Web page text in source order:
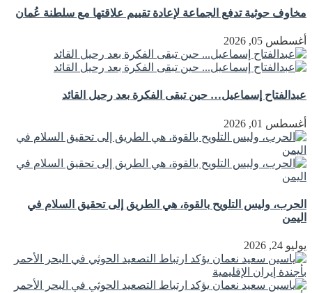
مخاوف حوثية تدفع الجماعة لإعادة تقييم علاقتها مع سلطنة عُمان
أغسطس 05, 2026
عبدالفتاح إسماعيل… حين تبقى الفكرة بعد رحيل القائد
أغسطس 01, 2026
الحرب، وليس التلويح بالقوة، هي الطريق إلى تحقيق السلام في
اليمن
يوليو 24, 2026